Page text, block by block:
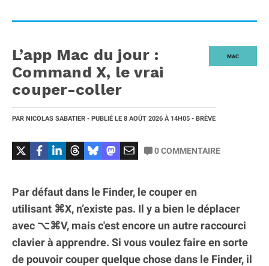
MAC
L’app Mac du jour :
Command X, le vrai
couper-coller
PAR NICOLAS SABATIER - PUBLIÉ LE 8 AOÛT 2026 À 14H05 - BRÈVE
0COMMENTAIRE
Par défaut dans le Finder, le couper en
utilisant ⌘X, n’existe pas. Il y a bien le déplacer
avec ⌥⌘V, mais c'est encore un autre raccourci
clavier à apprendre. Si vous voulez faire en sorte
de pouvoir couper quelque chose dans le Finder, il